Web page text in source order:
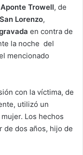
Trowell, de
San Lorenzo,
en contra de
la noche del
mencionado
con la víctima, de
utilizó un
Los hechos
de dos años, hijo de